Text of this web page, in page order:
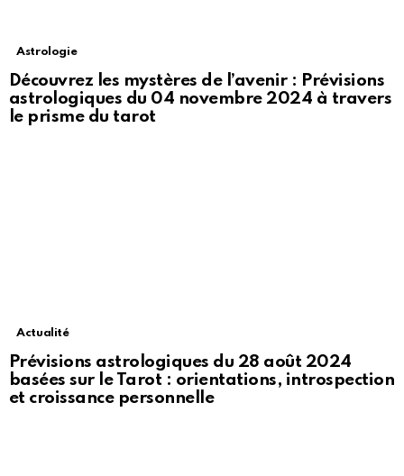
Astrologie
Découvrez les mystères de l’avenir : Prévisions
astrologiques du 04 novembre 2024 à travers
le prisme du tarot
Actualité
Prévisions astrologiques du 28 août 2024
basées sur le Tarot : orientations, introspection
et croissance personnelle